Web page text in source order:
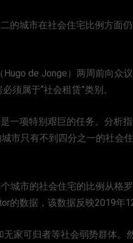
的城市在社会住宅比例方面
de Jonge）两周前向众
须属于“社会租赁”类别。
一项特别艰巨的任务。分析
市只有不到四分之一的社会
城市的社会住宅的比例从格罗
的数据，该数据反映2019年
家可归者等社会弱势群体。